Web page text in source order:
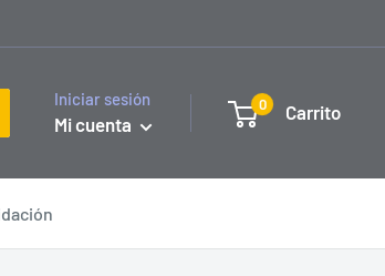
Iniciar sesión
Mi cuenta
0 Carrito